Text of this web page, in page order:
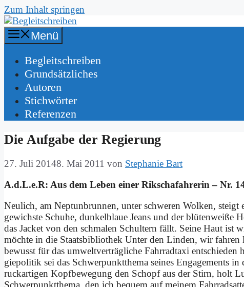
Zum Inhalt springen
Menü
Be­gleit­schrei­ben
Grund­sätz­li­ches
Au­toren
Stich­wör­ter
Re­fe­ren­zen
Die Auf­ga­be der Re­gie­rung
27. Juli 20148. Mai 2011 von Stephanie Bart
A.d.L.e.R: Aus dem Le­ben ei­ner Rik­scha­fah­re­rin – Nr.
Neu­lich, am Nep­tun­brun­nen, un­ter schwe­ren Wol­ken,
ge­wich­ste Schu­he, dun­kel­blaue Jeans und der blü­ten­wei­ße
das Jacket von den schma­len Schul­tern fällt. Sei­ne Haut ist
möch­te in die Staats­bi­blio­thek Un­ter den Lin­den, wir fah­ren
be­wusst für das umwelt­verträgliche Fahr­rad­ta­xi
gie­po­li­tik sei das Schwer­punkt­the­ma sei­nes En­ga­ge­ments
ruck­ar­ti­gen Kopf­be­we­gung den Schopf aus der Stirn, holt
Schwer­punkt­the­ma, den ich be­quem auf mei­nem